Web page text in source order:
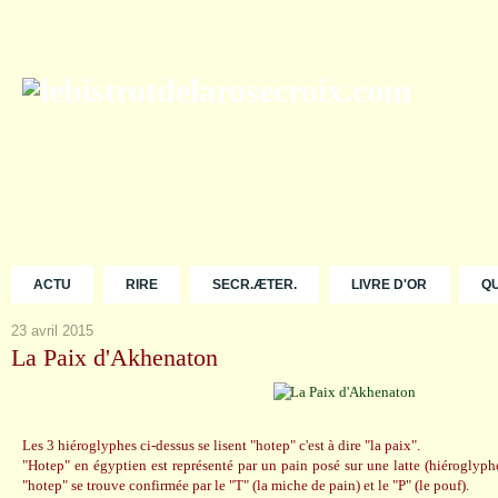
ACTU RIRE SECR.ÆTER. LIVRE D'OR
23 avril 2015
La Paix d'Akhenaton
Les 3 hiéroglyphes ci-dessus se lisent "hotep" c'est à dire "la paix".
"Hotep" en égyptien est représenté par un pain posé sur une latte
"hotep" se trouve confirmée par le "T" (la miche de pain) et le "P" (le pouf).